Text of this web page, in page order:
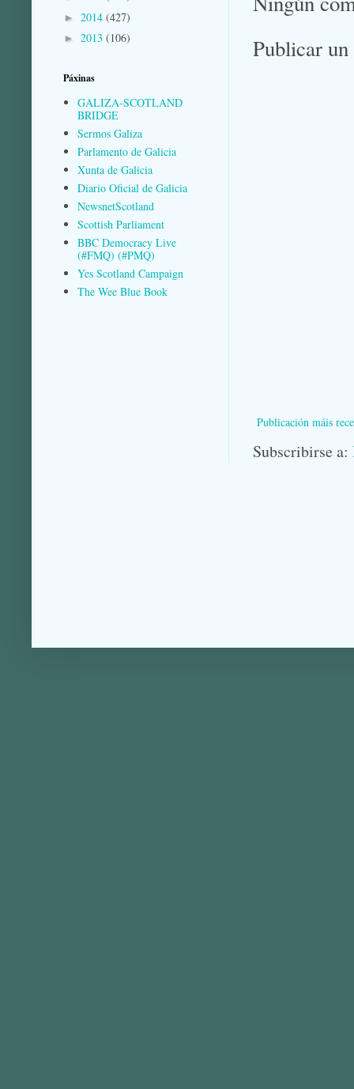
Publicar
Publicación máis
Subscribirse a:
► 2014 (427)
► 2013 (106)
Páxinas
GALIZA-SCOTLAND
BRIDGE
Sermos Galiza
Parlamento de Galicia
Xunta de Galicia
Diario Oficial de Galicia
NewsnetScotland
Scottish Parliament
BBC Democracy Live
(#FMQ) (#PMQ)
Yes Scotland Campaign
The Wee Blue Book